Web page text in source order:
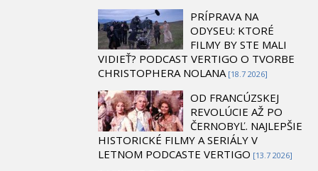
PRÍPRAVA NA
ODYSEU: KTORÉ
FILMY BY STE MALI
VIDIEŤ? PODCAST VERTIGO O TVORBE
CHRISTOPHERA NOLANA [18.7 2026]
OD FRANCÚZSKEJ
REVOLÚCIE AŽ PO
ČERNOBYĽ. NAJLEPŠIE
HISTORICKÉ FILMY A SERIÁLY V
LETNOM PODCASTE VERTIGO [13.7 2026]